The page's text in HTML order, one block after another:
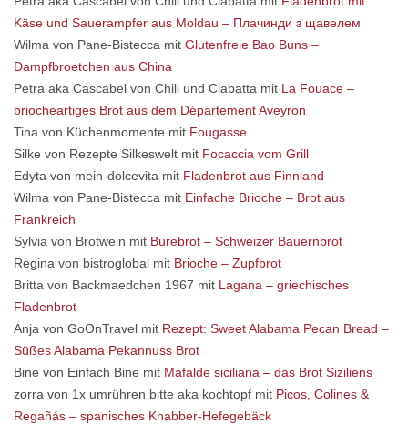
Käse und Sauerampfer aus Moldau – Плачинди з щавелем
Wilma von Pane-Bistecca mit Glutenfreie Bao Buns –
Dampfbroetchen aus China
Petra aka Cascabel von Chili und Ciabatta mit La Fouace –
briocheartiges Brot aus dem Département Aveyron
Tina von Küchenmomente mit Fougasse
Silke von Rezepte Silkeswelt mit Focaccia vom Grill
Edyta von mein-dolcevita mit Fladenbrot aus Finnland
Wilma von Pane-Bistecca mit Einfache Brioche – Brot aus
Frankreich
Sylvia von Brotwein mit Burebrot – Schweizer Bauernbrot
Regina von bistroglobal mit Brioche – Zupfbrot
Britta von Backmaedchen 1967 mit Lagana – griechisches
Fladenbrot
Anja von GoOnTravel mit Rezept: Sweet Alabama Pecan Bread –
Süßes Alabama Pekannuss Brot
Bine von Einfach Bine mit Mafalde siciliana – das Brot Siziliens
zorra von 1x umrühren bitte aka kochtopf mit Picos, Colines &
Regañás – spanisches Knabber-Hefegebäck